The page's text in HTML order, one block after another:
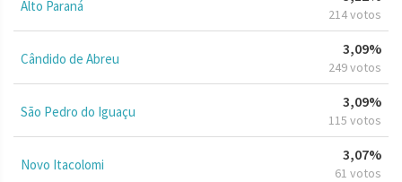
Alto Paraná 214 votos
Cândido de Abreu
3,09%
249 votos
São Pedro do Iguaçu
3,09%
115 votos
Novo Itacolomi
3,07%
61 votos